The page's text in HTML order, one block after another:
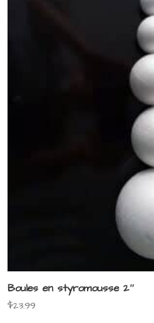
Boules en styromousse 2″
$23.99